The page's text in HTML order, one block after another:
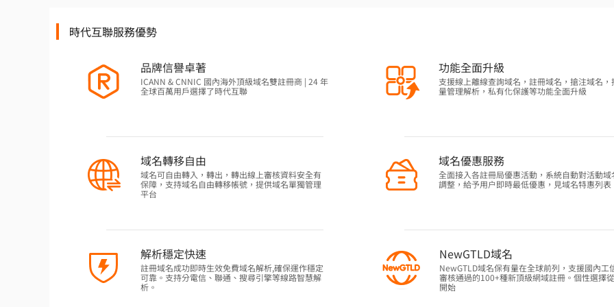
時代互聯服務優勢
品牌信譽卓著
ICANN & CNNIC 國內海外頂級域名雙註冊商 | 24 年
全球百萬用戶選擇了時代互聯
功能全面升級
支援線上離線查詢域名，註冊域名，搶注域名，
量管理解析，私有化保護等功能全面升級
域名轉移自由
域名可自由轉入，轉出，轉出線上審核資料安全有
保障，支持域名自由轉移帳號，提供域名單獨管理
平台
域名優惠服務
全面接入各註冊局優惠活動，系統自動對活動域
調整，給予用户即時最低優惠，見域名特惠列表
解析穩定快速
註冊域名成功即時生效免費域名解析,確保運作穩定
可靠。支持分電信、聯通、搜尋引擎等線路智慧解
析。
NewGTLD域名
NewGTLD域名保有量在全球前列，支援國內工
審核通過的100+種新頂級網域註冊。個性選擇
開始